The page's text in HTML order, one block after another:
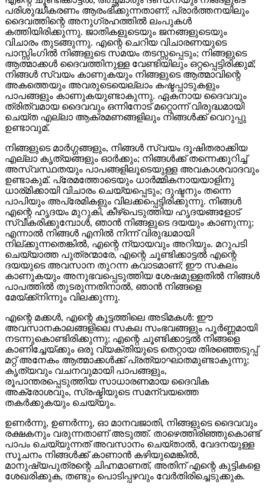
പരിശുദ്ധീകരണം ആരംഭിക്കുന്നതാണ്; പ്രാർത്തനയിലും
ദൈവത്തിന്റെ അനുഗ്രഹത്തിൽ ലംപുകൾ
കത്തിയിരിക്കുന്നു. ജാതികളുടെയും ജനങ്ങളുടെയും
വിചാരം തുടങ്ങുന്നു. എന്റെ ചെറിയ വിചാരണയുടെ
പാസ്സിംഗിൽ നിങ്ങളുടെ സമയം തടസ്സപ്പെടും; നിങ്ങളുടെ
ആത്മാക്കൾ ദൈവത്തിനുള്ള വേണ്ടിയിലും ഒറ്റപ്പെട്ടിരിക്കുമ്‍;
നിങ്ങൾ സ്വയം കാണുകയും നിങ്ങളുടെ ആത്മാവിന്റെ
അകത്തെയും അവരുടെയെല്ലാം കഷ്ടപ്പാടുകളും
പാപങ്ങളും കാണുകയുണ്ടാകുന്നു. ഏകനായ ദൈവവും
ത്രിത്വമായ ദൈവവും ഒന്നിനോട് മറ്റൊന്ന് വിരുദ്ധമായി
ചെയ്ത എല്ലാ ആക്രമണങ്ങളിലും നിങ്ങൾക്ക് വെറുപ്പു
ഉണ്ടാവുമ്‍.
നിങ്ങളുടെ മാർഗ്ഗങ്ങളും, നിങ്ങൾ സ്വയം ദൂഷിതരാക്കിയ
എല്ലാ കൃത്യങ്ങളും ഓർക്കും; നിങ്ങൾക്ക് തന്നെക്കുറിച്ച്
അസ്വസ്ഥതയും പാപങ്ങളിലൂടെയുള്ള അവകാശവാദവും
ഉണ്ടാകുമ്‍. പ്രേമത്തോടെയും ധാർമ്മികനായയാളിനു
ധാര്മിക്കായി വിചാരം ചെയ്യപ്പെടും; ദുഷ്ടനും തന്നെ
പാപിയും അപ്രേമികളും വിലക്കപ്പെട്ടിരിക്കുന്നു. നിങ്ങൾ
എന്റെ ഹൃദയം മുറുകി, കീഴ്പെടുത്തിയ ഹൃദയങ്ങളോട്
സ്വീകരിക്കുമ്പോൾ, ഞാൻ നിങ്ങളുടെ ദയയും കാണുന്നു;
എന്നാൽ നിങ്ങൾ എനിൽ നിന്ന് വിരുദ്ധമായി
നില്ക്കുന്നതെങ്കിൽ, എന്റെ ന്യായവും അറിയും. മറുപടി
ചെയ്യാത്ത പുത്രന്മാരേ, എന്റെ ചൂണ്ടിക്കാട്ടൽ എന്റെ
ദയയുടെ അവസാന തുറന്ന കവാടമാണ്; ഈ സകലം
കാണുകയും അനുഭവപ്പെടുത്തിയ ശേഷമുള്ളതിൽ നിങ്ങൾ
പാപത്തിൽ തുടരുന്നതിനാൽ, ഞാൻ നിങ്ങളെ
മേയ്ക്ക്‍നിന്നും വിലക്കുന്നു.
എന്റെ മക്കൾ, എന്റെ കൂട്ടത്തിലെ അടിമകൾ: ഈ
അവസാനകാലങ്ങളിലെ സകല സംഭവങ്ങളും പൂർണ്ണമായി
നടന്നുകൊണ്ടിരിക്കുന്നു; എന്റെ ചൂണ്ടിക്കാട്ടൽ നിങ്ങളെ
കാണിച്ചേയ്ക്കും ഒരു വ്യക്തിയുടെ തെറ്റായ തിരഞ്ഞെടുപ്പ്
മറ്റ് അനേകം ആത്മാക്കൾക്ക് പ്രത്യാഘാതമുണ്ടാകുന്നു;
കൃത്യവും വചനവുമായി പാപങ്ങളും,
രൂപാന്തരപ്പെടുത്തിയ സാധാരണമായ ദൈവിക
അക്രോശവും, സ്രഷ്ടിയുടെ സമന്വയത്തെ
തകർക്കുകയും ചെയ്യും.
ഉണർന്നു, ഉണർന്നു, ഓ മാനവജാതി, നിങ്ങളുടെ ദൈവവും
രക്ഷകനും വരുന്നതാണ് അടുത്ത്. താഴെത്തിരിഞ്ഞുകൊണ്ട്
പാപം ചെയ്യുന്നത് അവസാനം ചെയ്താൽ, വേദനയുള്ള
സൂചനം നിങ്ങൾക്ക് കാണാൻ കഴിയുമെങ്കിൽ,
മാനുഷ്യപുത്രന്റെ ചിഹ്നമാണത്, അതിന് എന്റെ കുട്ടികളെ
ശേഖരിക്കുക, തണ്ടും പൊടിപ്പഴവും വേർതിരിച്ചെടുക്കുക.